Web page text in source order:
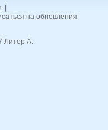
на обновления
Литер А.